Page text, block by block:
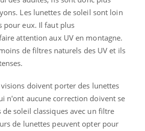
Les lunettes de soleil sont loin
pour eux. Il faut plus
attention aux UV en montagne.
de filtres naturels des UV et ils
doivent porter des lunettes
n'ont aucune correction doivent se
soleil classiques avec un filtre
de lunettes peuvent opter pour